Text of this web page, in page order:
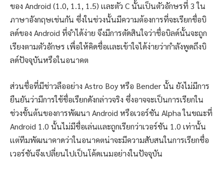
ของ Android (1.0, 1.1, 1.5) เเละตัว C นั้นเป็นตัวอักษรที่ 3 ใน
ภาษาอังกฤษเช่นกัน ซึ่งในช่วงนั้นมีความต้องการที่จะเรียกชื่อบิ
ลด์ของ Android ที่จำได้ง่าย จึงมีการตัดสินใจว่าชื่อบิลด์นั้นจะถูก
เรียงตามตัวอักษร เพื่อให้คิดชื่อเเละเข้าใจได้ง่ายว่ากำลังพูดถึงบิ
ลด์ปัจจุบันหรือในอนาคต
ส่วนชื่อที่มีช่าวลืออย่าง Astro Boy หรือ Bender นั้น ยังไม่มีการ
ยืนยันว่ามีการใช้ชื่อเรืยกดังกล่าวจริง ซึ่งอาจจะเป็นการเรียกใน
ช่วงขั้นต้นของการพัฒนา Android หรือเวอร์ชัน Alpha ในขณะที่
Android 1.0 นั้นไม่มีชื่อเล่นเเละถูกเรียกว่าเวอร์ชัน 1.0 เท่านั้น
เเต่ทีมพัฒนาคาดว่าในอนาคตน่าจะมีความสับสนในการเรียกชื่อ
เวอร์ชันจึงเปลี่ยนไปเป็นโค้ดเนมอย่างในปัจจุบัน